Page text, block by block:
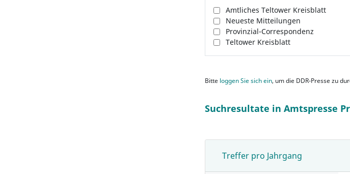
Amtliches Teltower Kreisblatt
Neueste Mitteilungen
Provinzial-Correspondenz
Teltower Kreisblatt
Bitte loggen Sie sich ein, um die DDR-Presse zu
Suchresultate in Amtspresse
Treffer pro Jahrgang